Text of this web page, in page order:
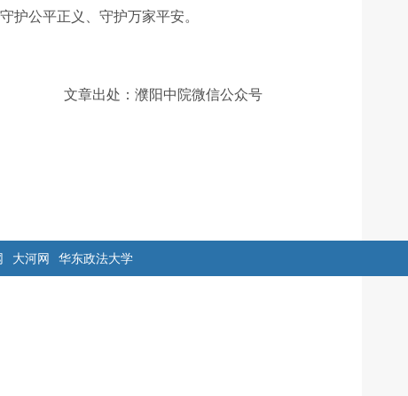
护公平正义、守护万家平安。
文章出处：濮阳中院微信公众号
大河网 华东政法大学